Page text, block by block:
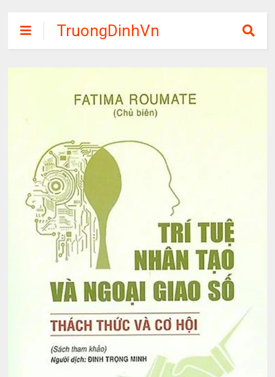
TruongDinhVn
Chia sẽ ebook,
các khóa học,
tập miễn phí